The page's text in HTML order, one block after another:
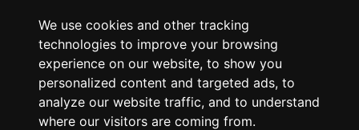
We use cookies and other tracking
technologies to improve your browsing
experience on our website, to show you
personalized content and targeted ads, to
analyze our website traffic, and to understand
where our visitors are coming from.